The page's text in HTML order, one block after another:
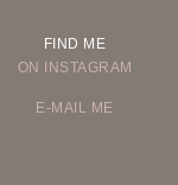
FIND ME
ON INSTAGRAM
E-MAIL ME